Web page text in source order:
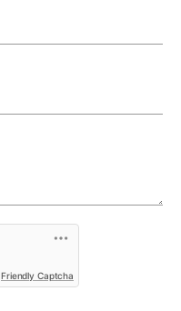
Friendly Captcha